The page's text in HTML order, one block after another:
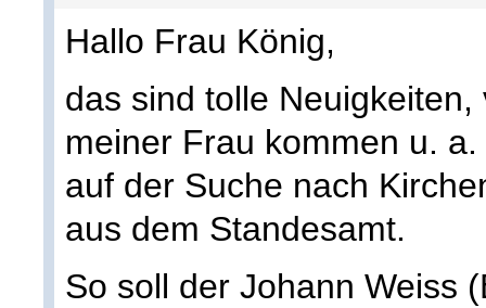
Hallo Frau König,
das sind tolle
meiner Frau kommen u.
auf der Suche nach
aus dem Standesamt.
So soll der Johann Weiss